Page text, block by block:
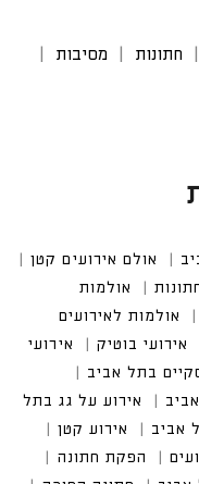
חתונות
מסיבות
אולם אירועים קטן
אולמות אירו
אולמות לאירועים קטנים
אירועי בוטיק
אירוע על גג בתל אביב